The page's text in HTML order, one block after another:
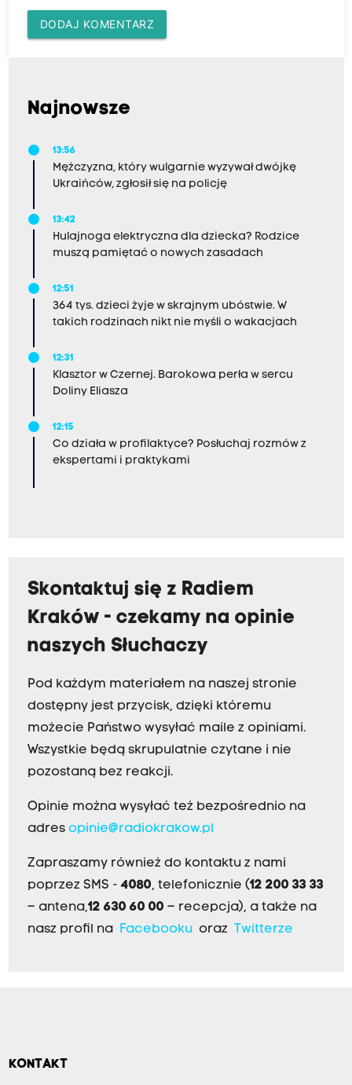
DODAJ KOMENTARZ
Najnowsze
13:56
Mężczyzna, który wulgarnie wyzywał dwójkę
Ukraińców, zgłosił się na policję
13:42
Hulajnoga elektryczna dla dziecka? Rodzice
muszą pamiętać o nowych zasadach
12:51
364 tys. dzieci żyje w skrajnym ubóstwie. W
takich rodzinach nikt nie myśli o wakacjach
12:31
Klasztor w Czernej. Barokowa perła w sercu
Doliny Eliasza
12:15
Co działa w profilaktyce? Posłuchaj rozmów z
ekspertami i praktykami
Skontaktuj się z Radiem
Kraków - czekamy na opinie
naszych Słuchaczy
Pod każdym materiałem na naszej stronie
dostępny jest przycisk, dzięki któremu
możecie Państwo wysyłać maile z opiniami.
Wszystkie będą skrupulatnie czytane i nie
pozostaną bez reakcji.
Opinie można wysyłać też bezpośrednio na
adres opinie@radiokrakow.pl
Zapraszamy również do kontaktu z nami
poprzez SMS - 4080, telefonicznie (12 200 33 33
– antena,12 630 60 00 – recepcja), a także na
nasz profil na Facebookuoraz Twitterze
KONTAKT